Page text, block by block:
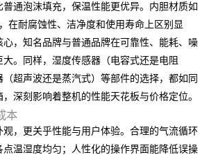
通泡沫填充，保温性能更优异。内胆材质如
在耐腐蚀性、洁净度和使用寿命上区别显
，知名品牌与普通品牌在可靠性、能耗、噪
。同样，湿度传感器（电容式还是电阻
超声波还是蒸汽式）等部件的选择，都如同
深刻影响着整机的性能天花板与价格定位。
本
观，更关乎性能与用户体验。合理的气流循环
点温湿度均匀；人性化的操作界面能降低误操